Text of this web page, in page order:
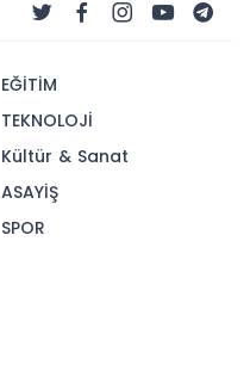
EĞİTİM
TEKNOLOJİ
Kültür & Sanat
ASAYİŞ
SPOR